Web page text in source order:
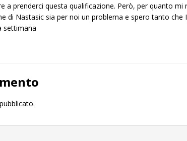
a prenderci questa qualificazione. Però, per quanto mi
di Nastasic sia per noi un problema e spero tanto che
settimana